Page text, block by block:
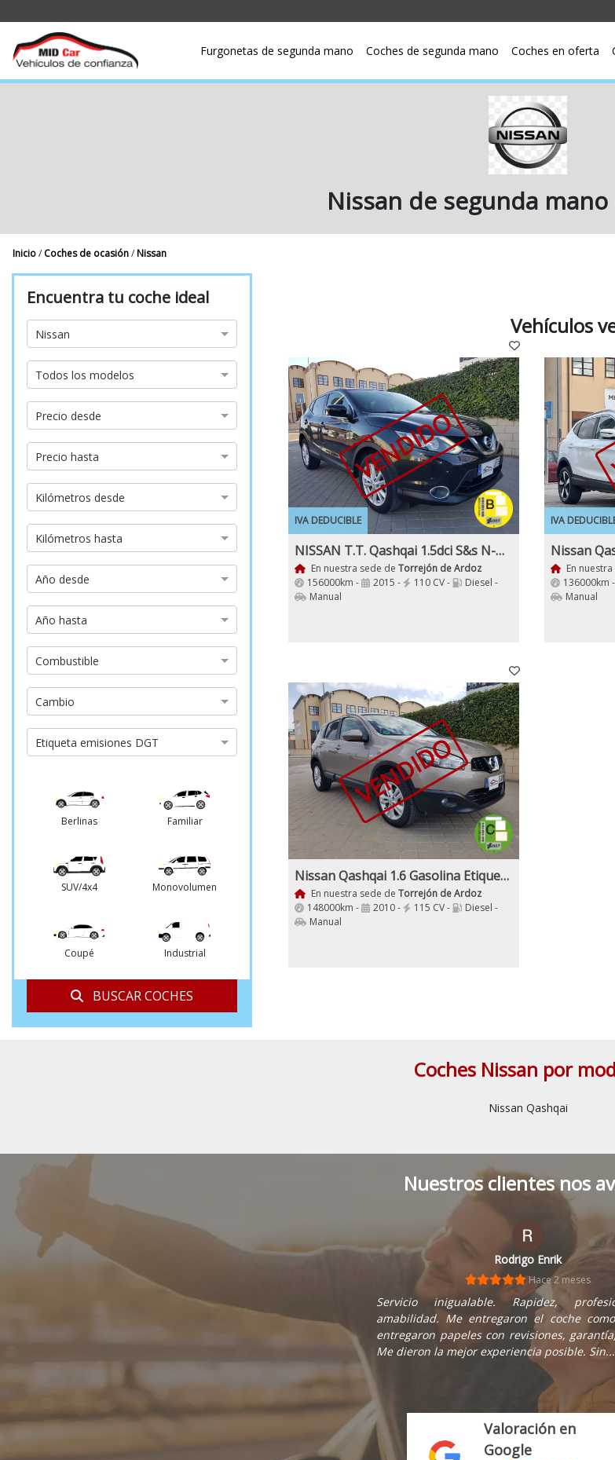
Furgonetas de segunda mano Coches de segunda mano Coches en oferta
Nissan de segunda
Inicio/ Coches de ocasión/Nissan
Encuentra tu coche ideal
Marca
Nissan
Modelo
Todos los modelos
Precio
desde
Precio desde
Precio
hasta
Precio hasta
Kilómetros
desde
Kilómetros desde
Kilómetros
hasta
Kilómetros hasta
Año
desde
Año desde
Año
hasta
Año hasta
Tipo
de
combustible
Combustible
Tipo
de
cambio
Cambio
Etiqueta
emisiones
Etiqueta emisiones DGT
Berlinas Familiar
SUV/4x4 Monovolumen
Coupé Industrial
BUSCAR COCHES
Vehículos
IVA DEDUCIBLE
VENDIDO
NISSAN T.T. Qashqai 1.5dci S&s N-Tec
En nuestra sede de Torrejón de Ardoz
156000km -
2015 - 110 CV -
Diesel -
Manual
IVA
En
136000km -
Manual
VENDIDO
Nissan Qashqai 1.6 Gasolina Etiqueta C
En nuestra sede de Torrejón de Ardoz
148000km -
2010 - 115 CV -
Diesel -
Manual
Coches Nissan por
Nissan Qashqai
Nuestros clientes nos
Rodrigo Enrik
Hace 2 meses
Servicio inigualable. Rapidez,
amabilidad. Me entregaron el coche
entregaron papeles con revisiones,
Me dieron la mejor experiencia posible. Sin...
hector colmenares
Hace 1 mes
Compré una Ford Transit en este
experiencia fue muy positiva. Todo el
amable, profesional y atento en todo
la gestión de la compra fue muy rápida y...
Valoración en
Google